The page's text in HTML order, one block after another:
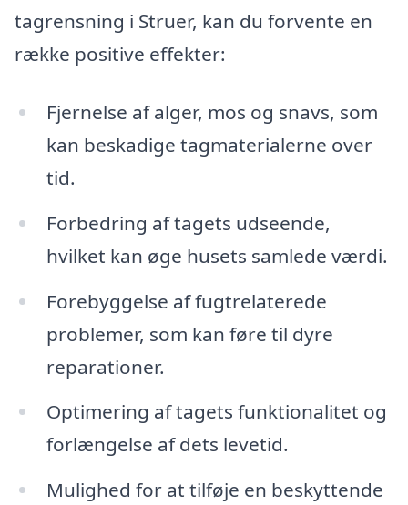
tagrensning i Struer, kan du forvente en
række positive effekter:
Fjernelse af alger, mos og snavs, som
kan beskadige tagmaterialerne over
tid.
Forbedring af tagets udseende,
hvilket kan øge husets samlede værdi.
Forebyggelse af fugtrelaterede
problemer, som kan føre til dyre
reparationer.
Optimering af tagets funktionalitet og
forlængelse af dets levetid.
Mulighed for at tilføje en beskyttende